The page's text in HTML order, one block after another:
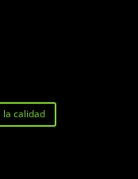
la calidad